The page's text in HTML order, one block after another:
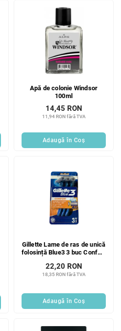
Apă de colonie Windsor
100ml
11,94 RON fără TVA
14,45 RON
Adaugă în Coş
Gillette Lame de ras de unică
folosință Blue3 3 buc Confort
18,35 RON fără TVA
22,20 RON
Adaugă în Coş